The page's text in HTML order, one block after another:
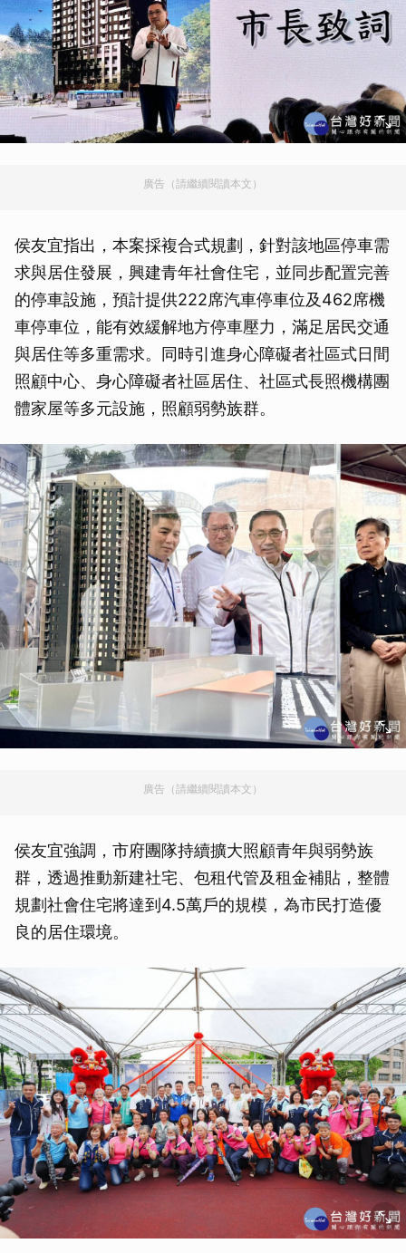
廣告（請繼續閱讀本文）
侯友宜指出，本案採複合式規劃，針對該地區停車需
求與居住發展，興建青年社會住宅，並同步配置完善
的停車設施，預計提供222席汽車停車位及462席機
車停車位，能有效緩解地方停車壓力，滿足居民交通
與居住等多重需求。同時引進身心障礙者社區式日間
照顧中心、身心障礙者社區居住、社區式長照機構團
體家屋等多元設施，照顧弱勢族群。
廣告（請繼續閱讀本文）
侯友宜強調，市府團隊持續擴大照顧青年與弱勢族
群，透過推動新建社宅、包租代管及租金補貼，整體
規劃社會住宅將達到4.5萬戶的規模，為市民打造優
良的居住環境。